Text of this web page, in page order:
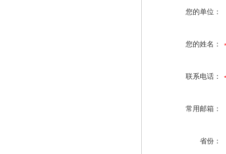
您的单位：
您的姓名：
联系电话：
常用邮箱：
省份：